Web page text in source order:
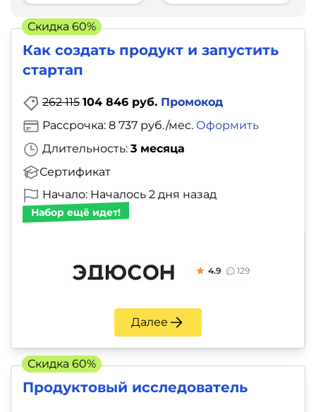
Как создать продукт и запустить
стартап
262 115 104 846 руб. Промокод
Длительность: 3 месяца
Сертификат
Рассрочка: 8 737 руб./мес. Оформить
Начало: Началось 2 дня назад
Набор ещё идет!
4.9 129
Далее
Скидка 60%
Продуктовый исследователь
Скидка 60%
Маркетинг
Иностранный
язык
Для
детей
Красота,
здоровье,
Психология
саморазвитие
Прочее
Репетиторы